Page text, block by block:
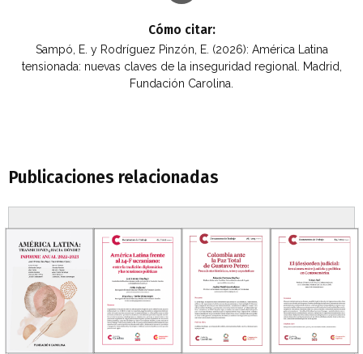
Cómo citar:
Sampó, E. y Rodríguez Pinzón, E. (2026): América Latina
tensionada: nuevas claves de la inseguridad regional. Madrid,
Fundación Carolina.
Publicaciones relacionadas